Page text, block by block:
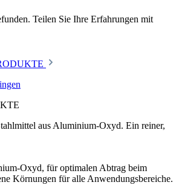
Teilen Sie Ihre Erfahrungen mit
Oxyd, für optimalen Abtrag beim
Körnungen für alle Anwendungsbereiche.